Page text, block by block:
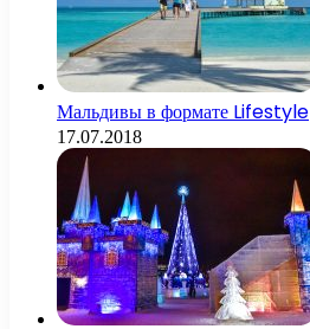
Мальдивы в формате Lifestyle
17.07.2018